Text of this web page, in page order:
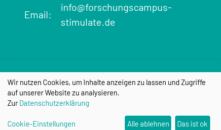
Email:
info@forschungscampus-
stimulate.de
Einstellungen
Wir nutzen Cookies, um Inhalte anzeigen zu lassen und Zugriffe
auf unserer Website zu analysieren.
ZurDatenschutzerklärung
Cookie-Einstellungen Alle ablehnen Das ist ok